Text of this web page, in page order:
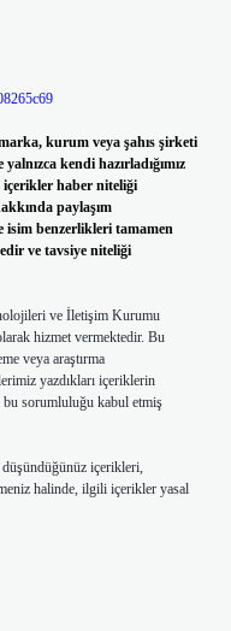
kurum veya şahıs şirketi
kendi hazırladığımız
içerikler haber niteliği
paylaşım
isim benzerlikleri tamamen
ve tavsiye niteliği
ve İletişim Kurumu
hizmet vermektedir. Bu
veya araştırma
yazdıkları içeriklerin
bu sorumluluğu kabul etmiş
içerikleri,
halinde, ilgili içerikler yasal